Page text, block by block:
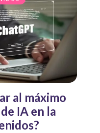
al máximo
IA en la